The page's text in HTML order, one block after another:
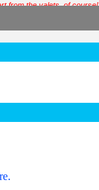
from the valets, of course!